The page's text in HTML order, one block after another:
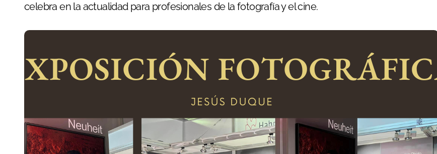
celebra en la actualidad para profesionales de la fotografía y el cine.